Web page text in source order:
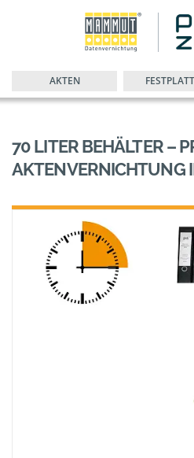
AKTEN
70 LITER BEHÄLTER –
AKTENVERNICHTUNG